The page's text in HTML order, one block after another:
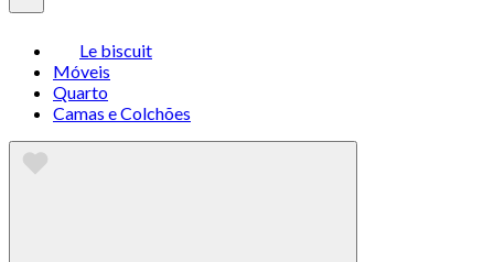
Le biscuit
Móveis
Quarto
Camas e Colchões